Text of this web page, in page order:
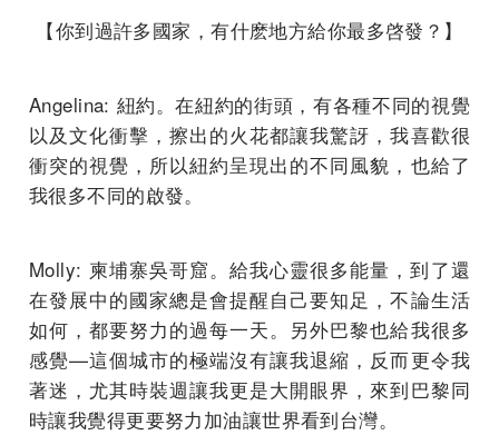
【你到過許多國家，有什麽地方給你最多啓發？】
Angelina: 紐約。在紐約的街頭，有各種不同的視覺
以及文化衝擊，擦出的火花都讓我驚訝，我喜歡很
衝突的視覺，所以紐約呈現出的不同風貌，也給了
我很多不同的啟發。
Molly: 柬埔寨吳哥窟。給我心靈很多能量，到了還
在發展中的國家總是會提醒自己要知足，不論生活
如何，都要努力的過每一天。另外巴黎也給我很多
感覺—這個城市的極端沒有讓我退縮，反而更令我
著迷，尤其時裝週讓我更是大開眼界，來到巴黎同
時讓我覺得更要努力加油讓世界看到台灣。